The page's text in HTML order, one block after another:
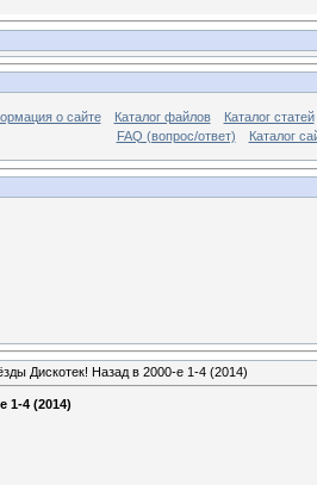
о сайте Каталог файлов
Каталог статей
FAQ (вопрос/ответ)
Каталог
Дискотек! Назад в 2000-е 1-4 (2014)
1-4 (2014)